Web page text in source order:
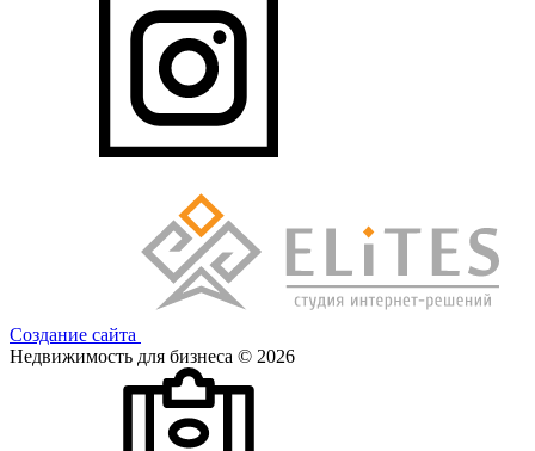
Создание сайта
Недвижимость для бизнеса © 2026